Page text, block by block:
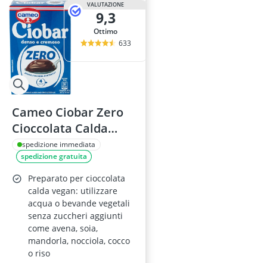
VALUTAZIONE
9,3
Ottimo
633
Cameo Ciobar Zero
Cioccolata Calda
Vegana
spedizione immediata
spedizione gratuita
Preparato per cioccolata
calda vegan: utilizzare
acqua o bevande vegetali
senza zuccheri aggiunti
come avena, soia,
mandorla, nocciola, cocco
o riso